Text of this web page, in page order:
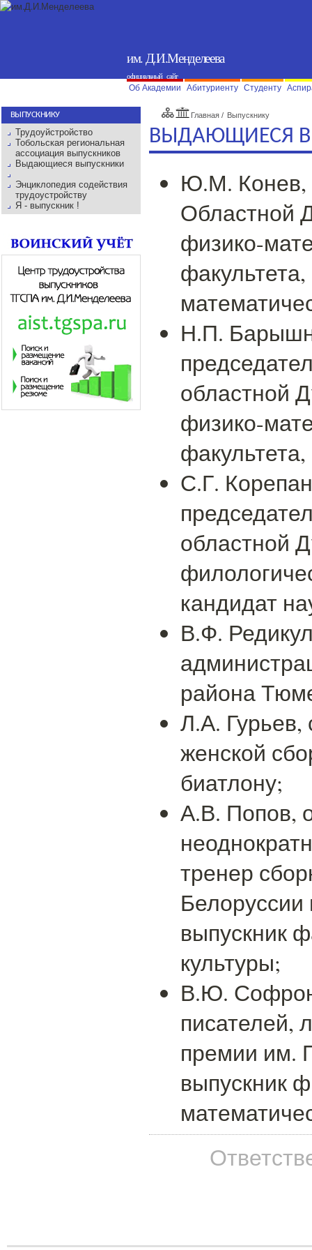
им. Д.И.Менделеева
официальный сайт
Об Академии
Абитуриенту Студенту
ВЫПУСКНИКУ
Трудоуйстройство
Тобольская региональная
ассоциация выпускников
Выдающиеся выпускники
Энциклопедия содействия
трудоустройству
Я - выпускник !
Главная / Выпускнику
ВЫДАЮЩИЕСЯ
Ю.М. Конев,
Областной
физико-
Н.П.
областной
физико-
С.Г.
областной
кандидат
В.Ф.
района
Л.А.
женской
биатлону;
А.В. Попов,
тренер
Белоруссии
выпускник
культуры;
В.Ю.
писателей,
премии им.
выпускник